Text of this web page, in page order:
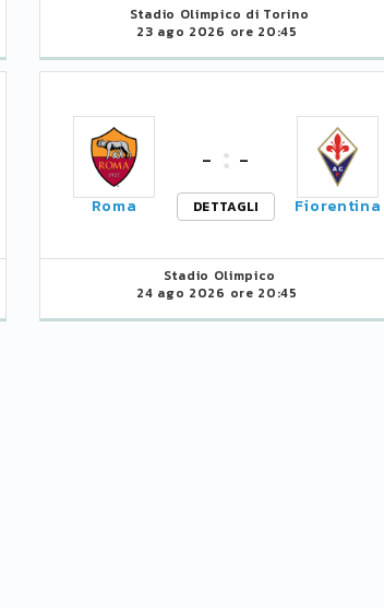
Stadio Olimpico di Torino
23 ago 2026 ore 20:45
Roma
- -
DETTAGLI Fiorentina
Stadio Olimpico
24 ago 2026 ore 20:45
Parma
2 Como 1907 38 73
3 Venezia 38 70
Cremonese 38
Catanzaro
Palermo